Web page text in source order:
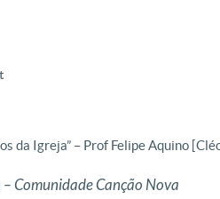
da Igreja” – Prof Felipe Aquino
Comunidade Canção Nova